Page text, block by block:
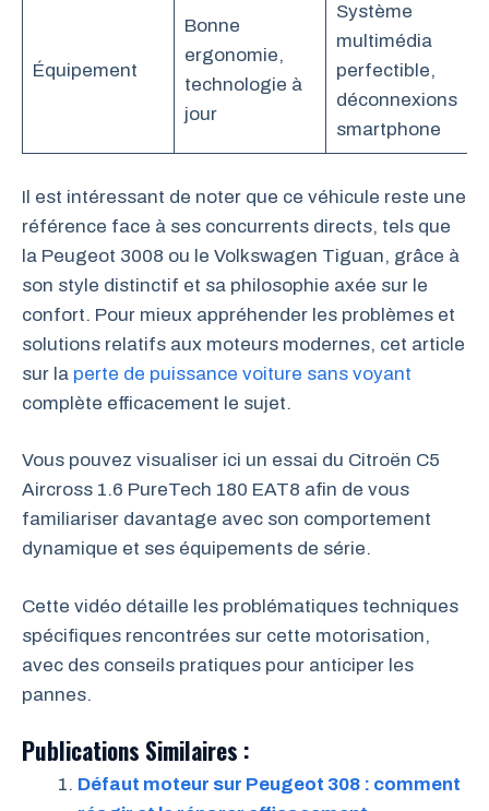
Équipement
Bonne
ergonomie,
technologie à
jour
Système
multimédia
perfectible,
déconnexions
smartphone
Il est intéressant de noter que ce véhicule reste une
référence face à ses concurrents directs, tels que
la Peugeot 3008 ou le Volkswagen Tiguan, grâce à
son style distinctif et sa philosophie axée sur le
confort. Pour mieux appréhender les problèmes et
solutions relatifs aux moteurs modernes, cet article
sur la perte de puissance voiture sans voyant
complète efficacement le sujet.
Vous pouvez visualiser ici un essai du Citroën C5
Aircross 1.6 PureTech 180 EAT8 afin de vous
familiariser davantage avec son comportement
dynamique et ses équipements de série.
Cette vidéo détaille les problématiques techniques
spécifiques rencontrées sur cette motorisation,
avec des conseils pratiques pour anticiper les
pannes.
Publications Similaires :
Défaut moteur sur Peugeot 308 : comment